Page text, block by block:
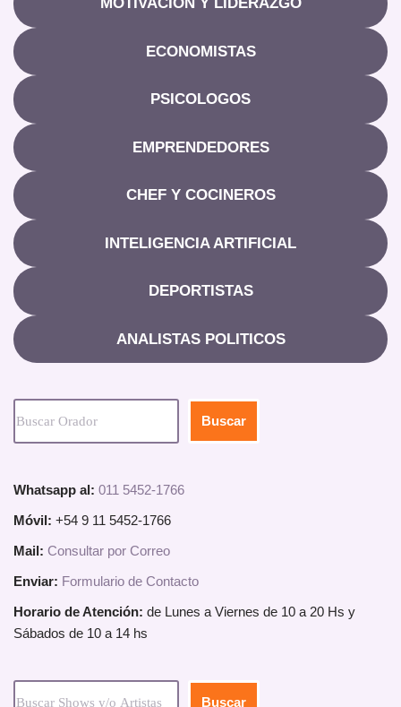
MOTIVACIÓN Y LIDERAZGO
ECONOMISTAS
PSICOLOGOS
EMPRENDEDORES
CHEF Y COCINEROS
INTELIGENCIA ARTIFICIAL
DEPORTISTAS
ANALISTAS POLITICOS
Buscar
Whatsapp al: 011 5452-1766
Móvil: +54 9 11 5452-1766
Mail: Consultar por Correo
Enviar: Formulario de Contacto
Horario de Atención: de Lunes a Viernes de 10 a 20 Hs y
Sábados de 10 a 14 hs
Buscar